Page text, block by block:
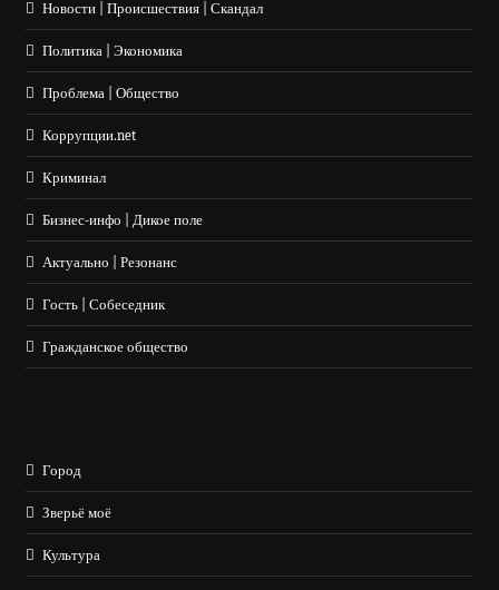
Новости | Происшествия | Скандал
Политика | Экономика
Проблема | Общество
Коррупции.net
Криминал
Бизнес-инфо | Дикое поле
Актуально | Резонанс
Гость | Собеседник
Гражданское общество
Город
Зверьё моё
Культура